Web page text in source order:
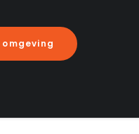
en daarna
2021